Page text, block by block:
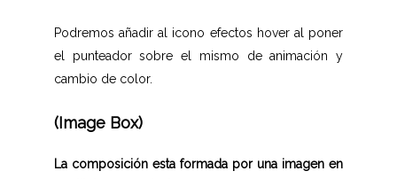
Podremos añadir al icono efectos hover al poner
el punteador sobre el mismo de animación y
cambio de color.
(Image Box)
La composición esta formada por una imagen en